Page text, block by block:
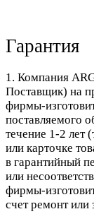
Гарантия
1. Компания
Поставщик) на
фирмы-
поставляемого
течение 1-2 лет
или карточке
в гарантийный
или
фирмы-
счет ремонт или